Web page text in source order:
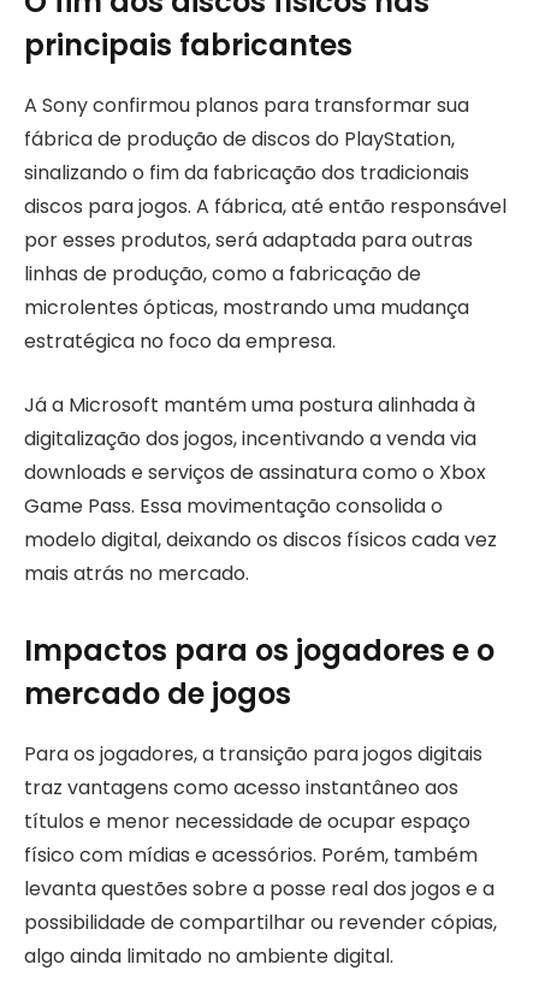
principais fabricantes
A Sony confirmou planos para transformar sua
fábrica de produção de discos do PlayStation,
sinalizando o fim da fabricação dos tradicionais
discos para jogos. A fábrica, até então responsável
por esses produtos, será adaptada para outras
linhas de produção, como a fabricação de
microlentes ópticas, mostrando uma mudança
estratégica no foco da empresa.
Já a Microsoft mantém uma postura alinhada à
digitalização dos jogos, incentivando a venda via
downloads e serviços de assinatura como o Xbox
Game Pass. Essa movimentação consolida o
modelo digital, deixando os discos físicos cada vez
mais atrás no mercado.
Impactos para os jogadores e o
mercado de jogos
Para os jogadores, a transição para jogos digitais
traz vantagens como acesso instantâneo aos
títulos e menor necessidade de ocupar espaço
físico com mídias e acessórios. Porém, também
levanta questões sobre a posse real dos jogos e a
possibilidade de compartilhar ou revender cópias,
algo ainda limitado no ambiente digital.